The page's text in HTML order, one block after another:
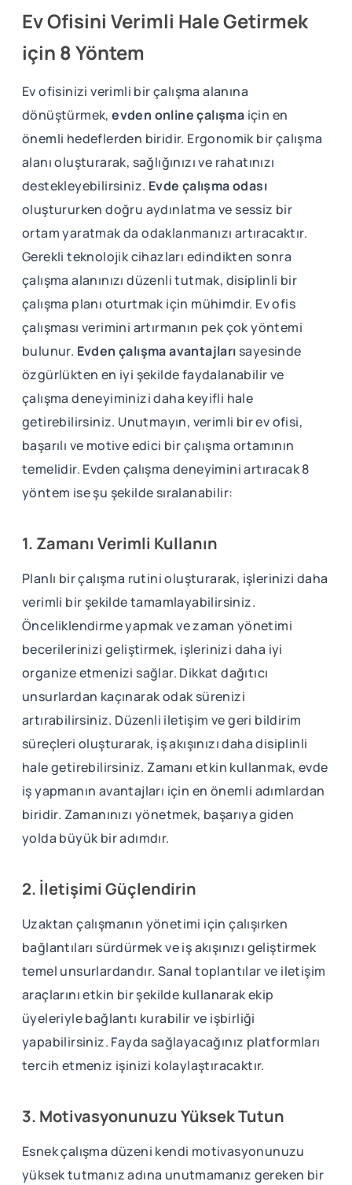
Ev Ofisini Verimli Hale Getirmek
için 8 Yöntem
Ev ofisinizi verimli bir çalışma alanına
dönüştürmek,evden online çalışma için en
önemli hedeflerden biridir. Ergonomik bir çalışma
alanı oluşturarak, sağlığınızı ve rahatınızı
destekleyebilirsiniz. Evde çalışma odası
oluştururken doğru aydınlatma ve sessiz bir
ortam yaratmak da odaklanmanızı artıracaktır.
Gerekli teknolojik cihazları edindikten sonra
çalışma alanınızı düzenli tutmak, disiplinli bir
çalışma planı oturtmak için mühimdir. Ev ofis
çalışması verimini artırmanın pek çok yöntemi
bulunur. Evden çalışma avantajları sayesinde
özgürlükten en iyi şekilde faydalanabilir ve
çalışma deneyiminizi daha keyifli hale
getirebilirsiniz. Unutmayın, verimli bir ev ofisi,
başarılı ve motive edici bir çalışma ortamının
temelidir. Evden çalışma deneyimini artıracak 8
yöntem ise şu şekilde sıralanabilir:
1. Zamanı Verimli Kullanın
Planlı bir çalışma rutini oluşturarak, işlerinizi daha
verimli bir şekilde tamamlayabilirsiniz.
Önceliklendirme yapmak ve zaman yönetimi
becerilerinizi geliştirmek, işlerinizi daha iyi
organize etmenizi sağlar. Dikkat dağıtıcı
unsurlardan kaçınarak odak sürenizi
artırabilirsiniz. Düzenli iletişim ve geri bildirim
süreçleri oluşturarak, iş akışınızı daha disiplinli
hale getirebilirsiniz. Zamanı etkin kullanmak, evde
iş yapmanın avantajları için en önemli adımlardan
biridir. Zamanınızı yönetmek, başarıya giden
yolda büyük bir adımdır.
2. İletişimi Güçlendirin
Uzaktan çalışmanın yönetimi için çalışırken
bağlantıları sürdürmek ve iş akışınızı geliştirmek
temel unsurlardandır. Sanal toplantılar ve iletişim
araçlarını etkin bir şekilde kullanarak ekip
üyeleriyle bağlantı kurabilir ve işbirliği
yapabilirsiniz. Fayda sağlayacağınız platformları
tercih etmeniz işinizi kolaylaştıracaktır.
3. Motivasyonunuzu Yüksek Tutun
Esnek çalışma düzeni kendi motivasyonunuzu
yüksek tutmanız adına unutmamanız gereken bir